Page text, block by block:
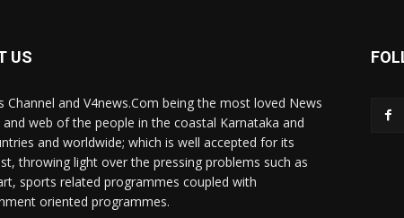
US
Channel and V4news.Com being the most loved News
and web of the people in the coastal Karnataka and
and worldwide; which is well accepted for its
throwing light over the pressing problems such as
sports related programmes coupled with
oriented programmes.